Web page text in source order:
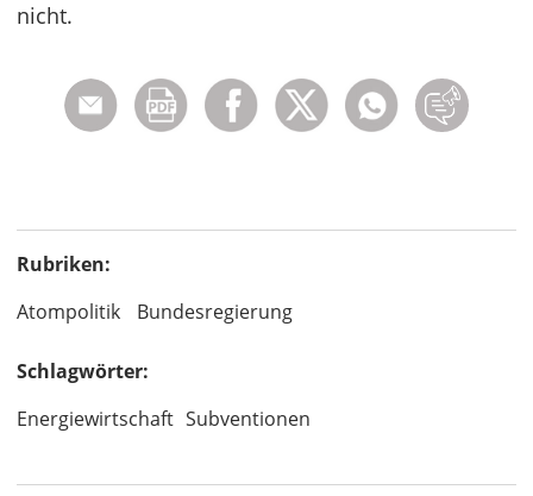
nicht.
Rubriken:
Atompolitik
Bundesregierung
Schlagwörter:
Energiewirtschaft Subventionen